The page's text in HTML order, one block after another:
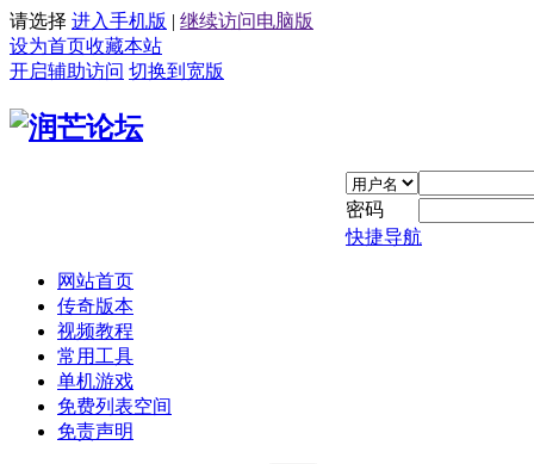
请选择 进入手机版 | 继续访问电脑版
设为首页收藏本站
开启辅助访问 切换到宽版
密码
快捷导航
网站首页
传奇版本
视频教程
常用工具
单机游戏
免费列表空间
免责声明